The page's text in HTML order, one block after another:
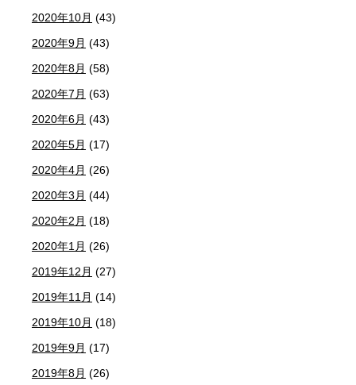
2020年10月 (43)
2020年9月 (43)
2020年8月 (58)
2020年7月 (63)
2020年6月 (43)
2020年5月 (17)
2020年4月 (26)
2020年3月 (44)
2020年2月 (18)
2020年1月 (26)
2019年12月 (27)
2019年11月 (14)
2019年10月 (18)
2019年9月 (17)
2019年8月 (26)